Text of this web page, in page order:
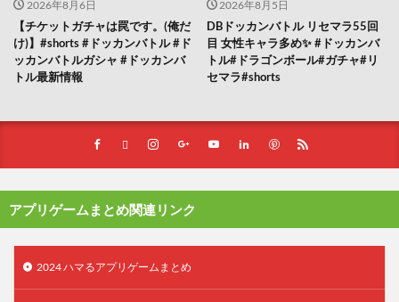
2026年8月6日
【チケットガチャは罠です。(俺だ
け)】#shorts #ドッカンバトル #ド
ッカンバトルガシャ #ドッカンバ
トル最新情報
2026年8月5日
DBドッカンバトル リセマラ55回
目 女性キャラ多め✨️ #ドッカンバ
トル#ドラゴンボール#ガチャ#リ
セマラ#shorts
アプリゲームまとめ関連リンク
2024 ハマるアプリゲームまとめ